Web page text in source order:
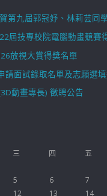
第九屆郭冠妤、林莉芸同
屆技專校院電腦動畫競賽
放視大賞得獎名單
請面試錄取名單及志願選
動畫專長) 徵聘公告
三 四 五
5 6 7
12 13 14